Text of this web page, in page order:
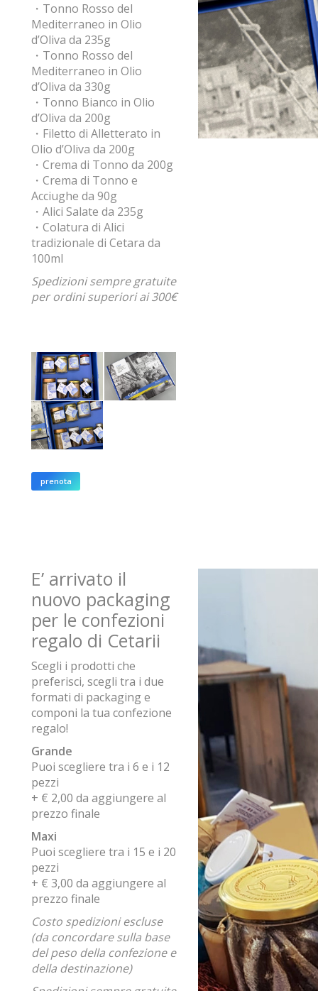
・Tonno Rosso del
Mediterraneo in Olio
d’Oliva da 235g
・Tonno Rosso del
Mediterraneo in Olio
d’Oliva da 330g
・Tonno Bianco in Olio
d’Oliva da 200g
・Filetto di Alletterato in
Olio d’Oliva da 200g
・Crema di Tonno da 200g
・Crema di Tonno e
Acciughe da 90g
・Alici Salate da 235g
・Colatura di Alici
tradizionale di Cetara da
100ml
Spedizioni sempre gratuite
per ordini superiori ai 300€
prenota
E’ arrivato il
nuovo packaging
per le confezioni
regalo di Cetarii
Scegli i prodotti che
preferisci, scegli tra i due
formati di packaging e
componi la tua confezione
regalo!
Grande
Puoi scegliere tra i 6 e i 12
pezzi
+ € 2,00 da aggiungere al
prezzo finale
Maxi
Puoi scegliere tra i 15 e i 20
pezzi
+ € 3,00 da aggiungere al
prezzo finale
Costo spedizioni escluse
(da concordare sulla base
del peso della confezione e
della destinazione)